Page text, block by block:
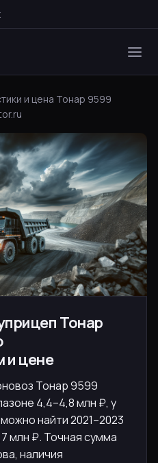
и цена Тонар 9599
Тонар
и цене
Тонар 9599
4,4–4,8 млн ₽, у
найти 2021–2023
млн ₽. Точная сумма
наличия